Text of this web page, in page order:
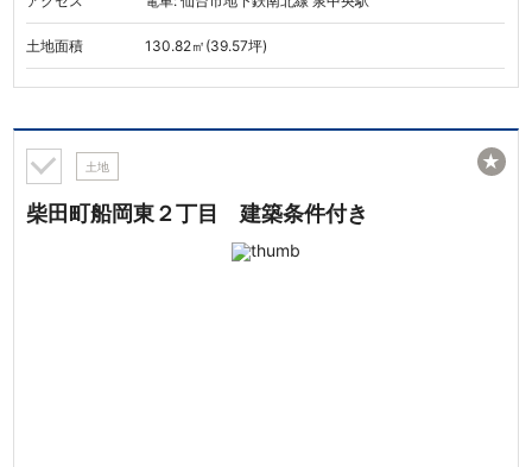
土地面積 130.82㎡(39.57坪)
土地
柴田町船岡東２丁目 建築条件付き
★